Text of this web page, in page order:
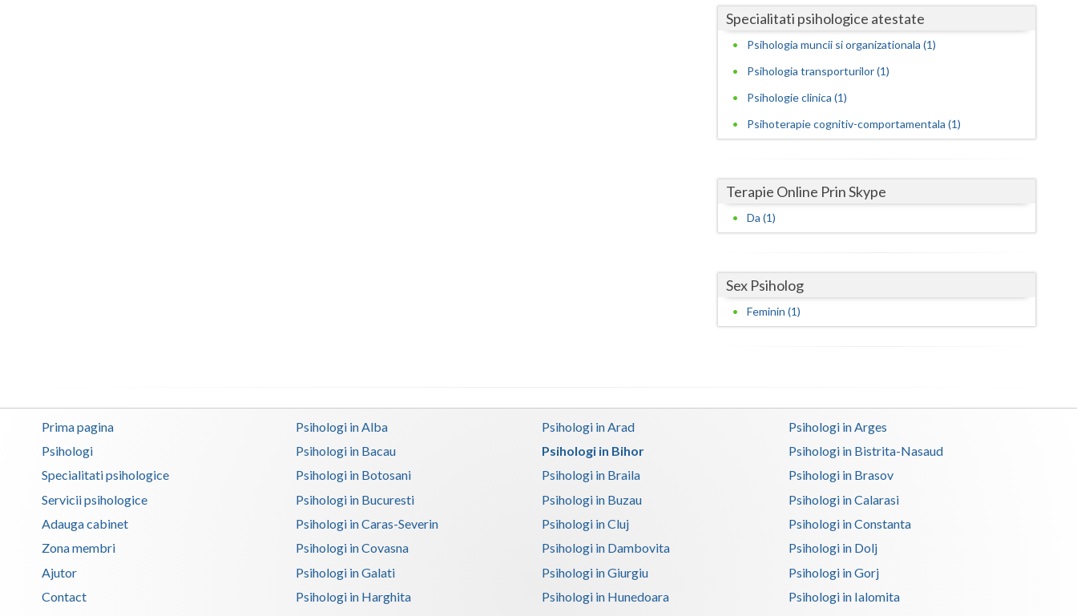
Ilfov
Mehedinti
Mures
Olt
Tulcea
Valcea
Vaslui
Vrancea
Specialitati psihologice atestate
Psihologia muncii si organizationala (1)
Psihologia transporturilor (1)
Psihologie clinica (1)
Psihoterapie cognitiv-comportamentala (1)
Terapie Online Prin Skype
Da (1)
Sex Psiholog
Feminin (1)
Prima pagina
Psihologi
Specialitati psihologice
Servicii psihologice
Adauga cabinet
Zona membri
Ajutor
Contact
Psihologi in Alba Psihologi in Arad
Psihologi in Arges
Psihologi in Bacau
Psihologi in Bihor
Psihologi in Bistrita-Nasaud
Psihologi in Botosani
Psihologi in Braila
Psihologi in Brasov
Psihologi in Bucuresti
Psihologi in Buzau
Psihologi in Calarasi
Psihologi in Caras-Severin
Psihologi in Cluj
Psihologi in Constanta
Psihologi in Covasna
Psihologi in Dambovita
Psihologi in Dolj
Psihologi in Galati
Psihologi in Giurgiu
Psihologi in Gorj
Psihologi in Harghita
Psihologi in Hunedoara
Psihologi in Ialomita